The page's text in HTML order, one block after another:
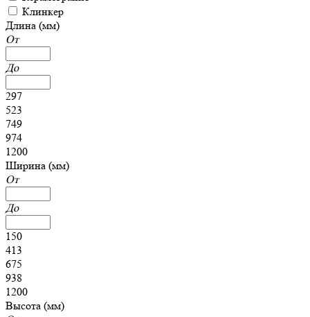
Клинкер
Длина (мм)
От
До
297
523
749
974
1200
Ширина (мм)
От
До
150
413
675
938
1200
Высота (мм)